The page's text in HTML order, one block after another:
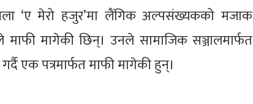
‘ए मेरो हजुर’मा लैंगिक अल्पसंख्यकको मजाक
माफी मागेकी छिन्। उनले सामाजिक सञ्जालमार्फत
एक पत्रमार्फत माफी मागेकी हुन्।